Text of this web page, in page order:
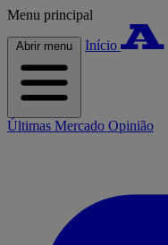
Menu principal
Abrir menu Início
Últimas Mercado Opinião